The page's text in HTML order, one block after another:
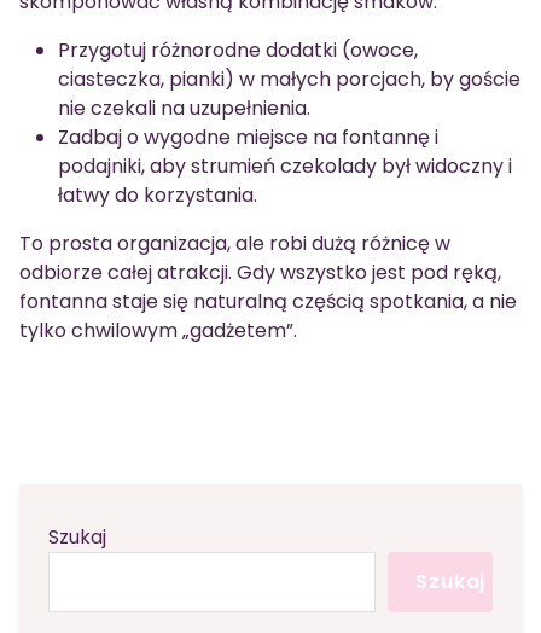
Przygotuj różnorodne dodatki (owoce,
ciasteczka, pianki) w małych porcjach, by goście
nie czekali na uzupełnienia.
Zadbaj o wygodne miejsce na fontannę i
podajniki, aby strumień czekolady był widoczny i
łatwy do korzystania.
To prosta organizacja, ale robi dużą różnicę w
odbiorze całej atrakcji. Gdy wszystko jest pod ręką,
fontanna staje się naturalną częścią spotkania, a nie
tylko chwilowym „gadżetem”.
Szukaj
Szukaj